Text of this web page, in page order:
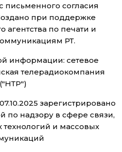
письменного согласия
при поддержке
агентства по печати и
РТ.
информации: сетевое
телерадиокомпания
("НТР")
зарегистрировано
по надзору в сфере связи,
и массовых